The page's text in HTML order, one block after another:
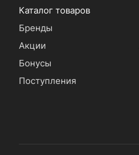
Каталог товаров
Бренды
Акции
Бонусы
Поступления